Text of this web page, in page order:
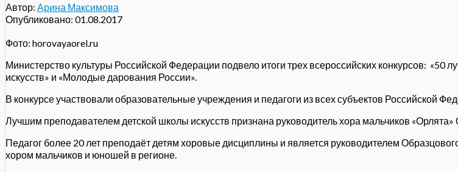
Автор: Арина Максимова
Опубликовано: 01.08.2017
Фото: horovayaorel.ru
Министерство культуры Российской Федерации подвело итоги трех всероссийских конкурсов: «50
искусств» и «Молодые дарования России».
В конкурсе участвовали образовательные учреждения и педагоги из всех субъектов Российской
Лучшим преподавателем детской школы искусств признана руководитель хора мальчиков
Педагог более 20 лет преподаёт детям хоровые дисциплины и является руководителем
хором мальчиков и юношей в регионе.